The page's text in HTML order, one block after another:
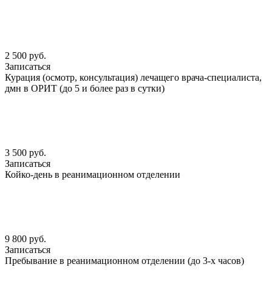
2 500 руб.
Записаться
Курация (осмотр, консультация) лечащего врача-специалиста,
дмн в ОРИТ (до 5 и более раз в сутки)
3 500 руб.
Записаться
Койко-день в реанимационном отделении
9 800 руб.
Записаться
Пребывание в реанимационном отделении (до 3-х часов)